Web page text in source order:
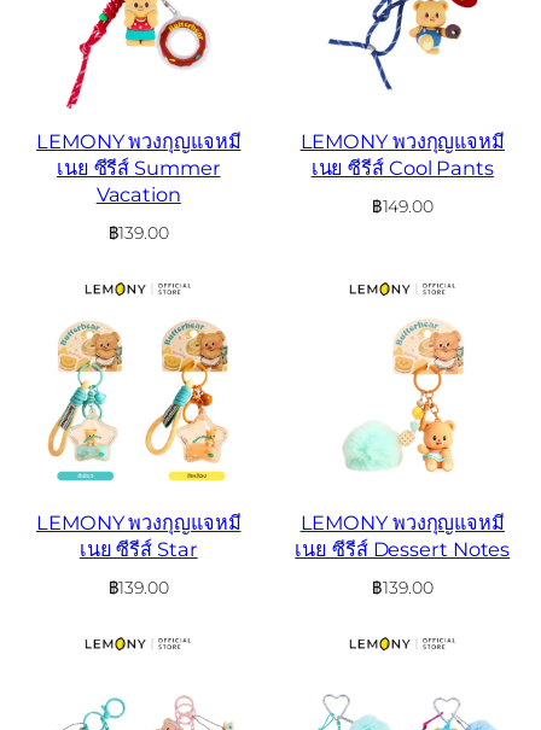
LEMONY พวงกุญแจหมี
เนย ซีรีส์ Summer
Vacation
฿139.00
LEMONY พวงกุญแจหมี
เนย ซีรีส์ Cool Pants
฿149.00
LEMONY พวงกุญแจหมี
เนย ซีรีส์ Star
฿139.00
LEMONY พวงกุญแจหมี
เนย ซีรีส์ Dessert Notes
฿139.00